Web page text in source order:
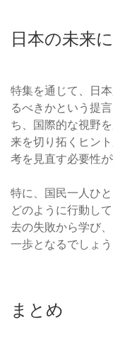
日本の未来
特集を通じて、日
るべきかという提
ち、国際的な視野
来を切り拓くヒン
考を見直す必要性
特に、国民一人ひ
どのように行動し
去の失敗から学び
一歩となるでしょう
まとめ